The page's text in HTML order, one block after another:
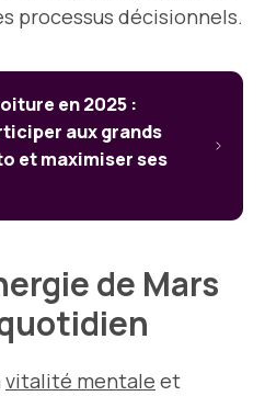
processus décisionnels.
en 2025 :
aux grands
et maximiser ses
de Mars
vitalité mentale et